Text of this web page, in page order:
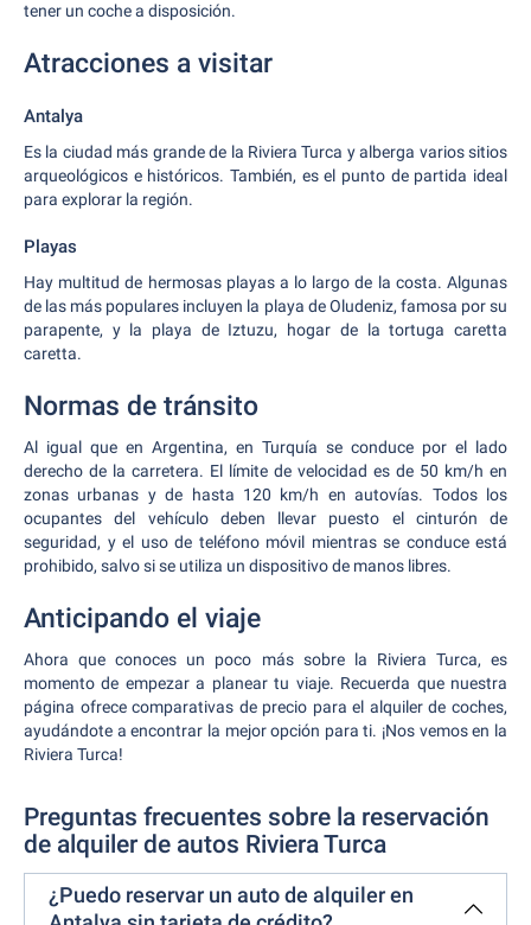
tener un coche a disposición.
Atracciones a visitar
Antalya
Es la ciudad más grande de la Riviera Turca y alberga varios sitios
arqueológicos e históricos. También, es el punto de partida ideal
para explorar la región.
Playas
Hay multitud de hermosas playas a lo largo de la costa. Algunas
de las más populares incluyen la playa de Oludeniz, famosa por su
parapente, y la playa de Iztuzu, hogar de la tortuga caretta
caretta.
Normas de tránsito
Al igual que en Argentina, en Turquía se conduce por el lado
derecho de la carretera. El límite de velocidad es de 50 km/h en
zonas urbanas y de hasta 120 km/h en autovías. Todos los
ocupantes del vehículo deben llevar puesto el cinturón de
seguridad, y el uso de teléfono móvil mientras se conduce está
prohibido, salvo si se utiliza un dispositivo de manos libres.
Anticipando el viaje
Ahora que conoces un poco más sobre la Riviera Turca, es
momento de empezar a planear tu viaje. Recuerda que nuestra
página ofrece comparativas de precio para el alquiler de coches,
ayudándote a encontrar la mejor opción para ti. ¡Nos vemos en la
Riviera Turca!
Preguntas frecuentes sobre la reservación
de alquiler de autos Riviera Turca
¿Puedo reservar un auto de alquiler en